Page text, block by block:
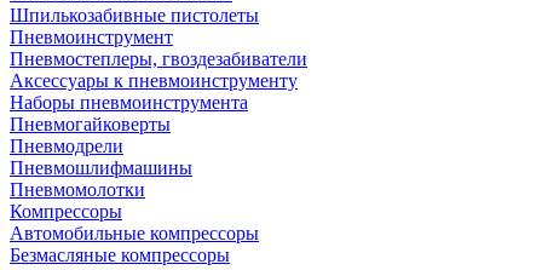
Шпилькозабивные пистолеты
Пневмоинструмент
Пневмостеплеры, гвоздезабиватели
Аксессуары к пневмоинструменту
Наборы пневмоинструмента
Пневмогайковерты
Пневмодрели
Пневмошлифмашины
Пневмомолотки
Компрессоры
Автомобильные компрессоры
Безмасляные компрессоры